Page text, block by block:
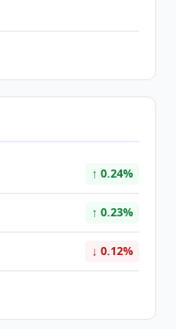
↑ 0.24%
↑ 0.23%
↓ 0.12%